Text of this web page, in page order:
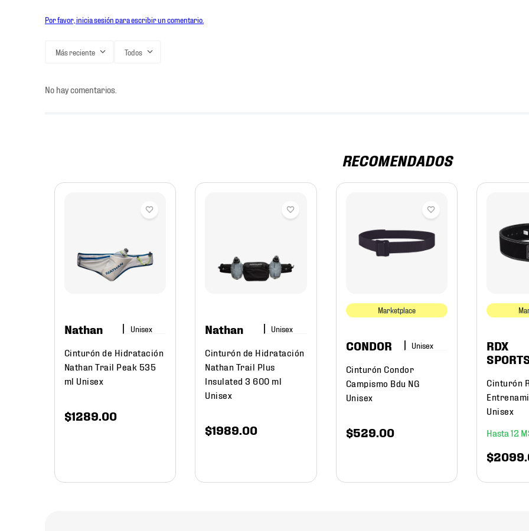
Por favor, inicia sesión para escribir un comentario.
Más reciente Todos
No hay comentarios.
RECOMENDADOS
Nathan
Cinturón de Hidratación
Nathan Trail Peak 535
ml Unisex
$1289.00
Nathan
Cinturón de Hidratación
Nathan Trail Plus
Insulated 3 600 ml
Unisex
$1989.00
Marketplace
CONDOR
Cinturón Condor
Campismo Bdu NG
Unisex
$529.00
RDX
Cinturón
Unisex
12
$2099.